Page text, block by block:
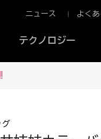
テクノロジー
ニュース よく